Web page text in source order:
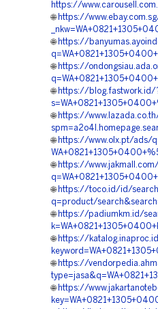
https://
🌐 https://
🌐 https://
🌐 https://
🌐 https://blog.fastwork.id/
🌐 https://
🌐 https://www.olx.pt/ads/
🌐 https://
🌐 https://toco.id/id/
q=product/
🌐 https://padiumkm.id/
🌐 https://
🌐 https://
🌐 https://